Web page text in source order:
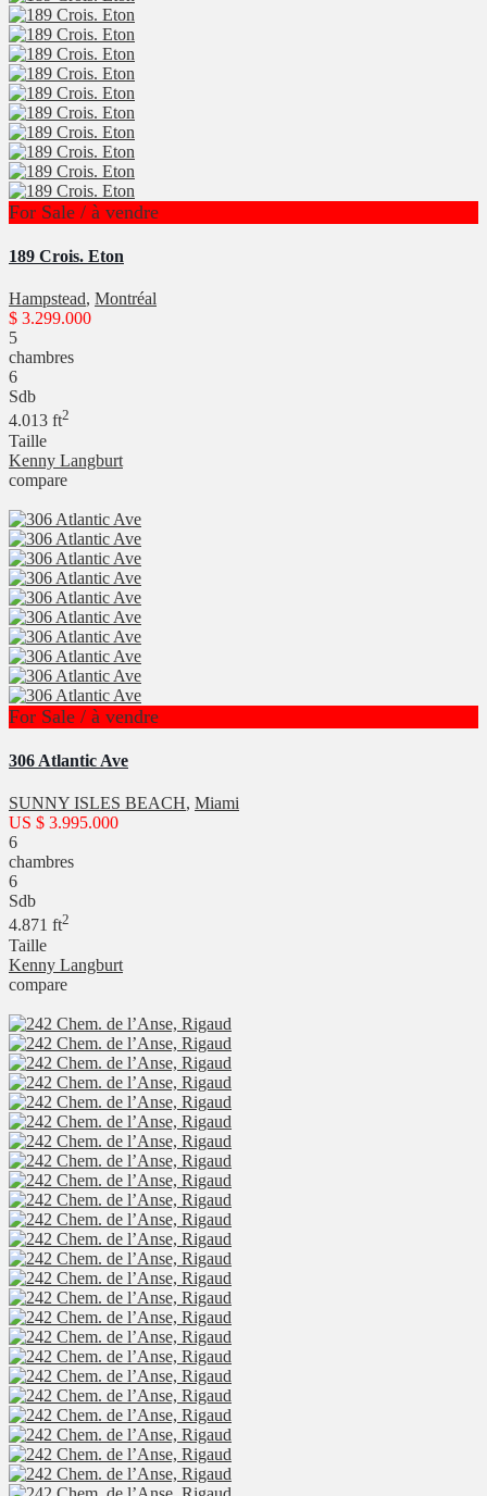
For Sale / à vendre
189 Crois. Eton
Hampstead, Montréal
$ 3.299.000
5
chambres
6
Sdb
4.013 ft2
Taille
Kenny Langburt
compare
For Sale / à vendre
306 Atlantic Ave
SUNNY ISLES BEACH, Miami
US $ 3.995.000
6
chambres
6
Sdb
4.871 ft2
Taille
Kenny Langburt
compare